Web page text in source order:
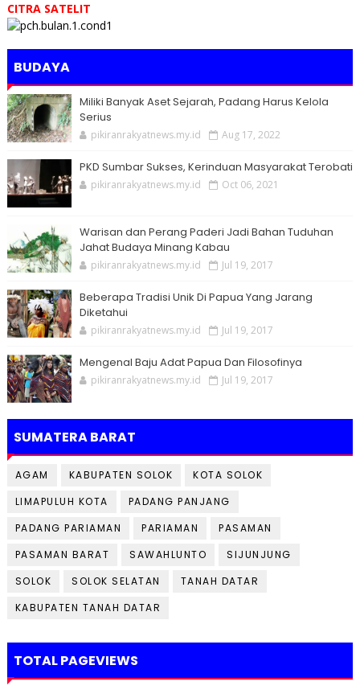
CITRA SATELIT
BUDAYA
Miliki Banyak Aset Sejarah, Padang Harus Kelola
Serius
pikiranrakyatnews.my.id Aug 17, 2022
PKD Sumbar Sukses, Kerinduan Masyarakat Terobati
pikiranrakyatnews.my.id Oct 06, 2021
Warisan dan Perang Paderi Jadi Bahan Tuduhan
Jahat Budaya Minang Kabau
pikiranrakyatnews.my.id Jul 19, 2017
Beberapa Tradisi Unik Di Papua Yang Jarang
Diketahui
pikiranrakyatnews.my.id Jul 19, 2017
Mengenal Baju Adat Papua Dan Filosofinya
pikiranrakyatnews.my.id Jul 19, 2017
SUMATERA BARAT
AGAM KABUPATEN SOLOK
KOTA SOLOK
LIMAPULUH KOTA
PADANG PANJANG
PADANG PARIAMAN
PARIAMAN
PASAMAN
PASAMAN BARAT
SAWAHLUNTO
SIJUNJUNG
SOLOK
SOLOK SELATAN
TANAH DATAR
KABUPATEN TANAH DATAR
TOTAL PAGEVIEWS